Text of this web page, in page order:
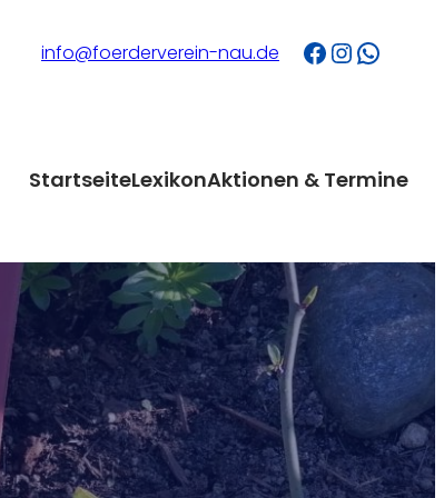
info@foerderverein-nau.de Facebook InstagramWhatsApp
StartseiteLexikonAktionen & Termine